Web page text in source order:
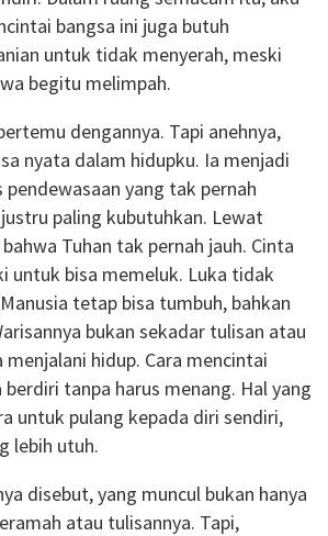
bangsa ini juga butuh
untuk tidak menyerah, meski
begitu melimpah.
dengannya. Tapi anehnya,
nyata dalam hidupku. Ia menjadi
pendewasaan yang tak pernah
paling kubutuhkan. Lewat
Tuhan tak pernah jauh. Cinta
untuk bisa memeluk. Luka tidak
tetap bisa tumbuh, bahkan
bukan sekadar tulisan atau
menjalani hidup. Cara mencintai
berdiri tanpa harus menang. Hal yang
untuk pulang kepada diri sendiri,
lebih utuh.
disebut, yang muncul bukan hanya
atau tulisannya. Tapi,